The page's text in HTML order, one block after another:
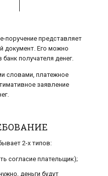
поручение представляет
документ. Его можно
получателя денег.
словами, платежное
заявление
2-х типов:
согласие плательщик);
деньги будут